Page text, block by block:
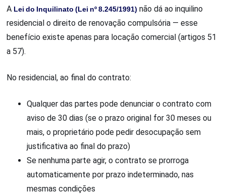
A Lei do Inquilinato (Lei nº 8.245/1991) não dá ao inquilino
residencial o direito de renovação compulsória — esse
benefício existe apenas para locação comercial (artigos 51
a 57).
No residencial, ao final do contrato:
Qualquer das partes pode denunciar o contrato com
aviso de 30 dias (se o prazo original for 30 meses ou
mais, o proprietário pode pedir desocupação sem
justificativa ao final do prazo)
Se nenhuma parte agir, o contrato se prorroga
automaticamente por prazo indeterminado, nas
mesmas condições